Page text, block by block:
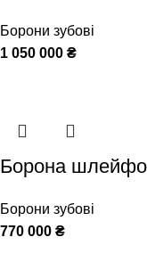
Борони зубові
1 050 000 ₴
Борона
Борони зубові
770 000 ₴